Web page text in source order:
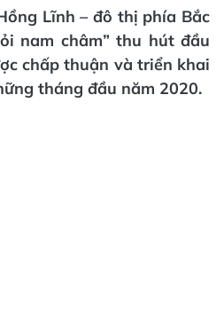
Lĩnh – đô thị phía Bắc
nam châm” thu hút đầu
chấp thuận và triển khai
tháng đầu năm 2020.